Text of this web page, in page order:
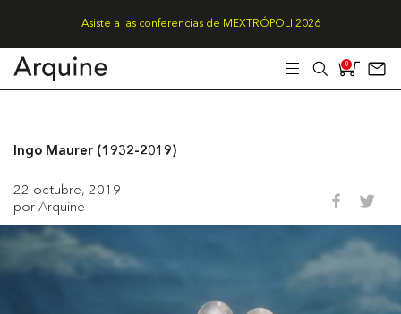
Asiste a las conferencias de MEXTRÓPOLI 2026
0
Ingo Maurer (1932-2019)
22 octubre, 2019
por Arquine